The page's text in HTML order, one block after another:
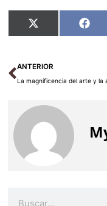
Compartir
en
X
(Twitter) en
Ant
ANTERIOR